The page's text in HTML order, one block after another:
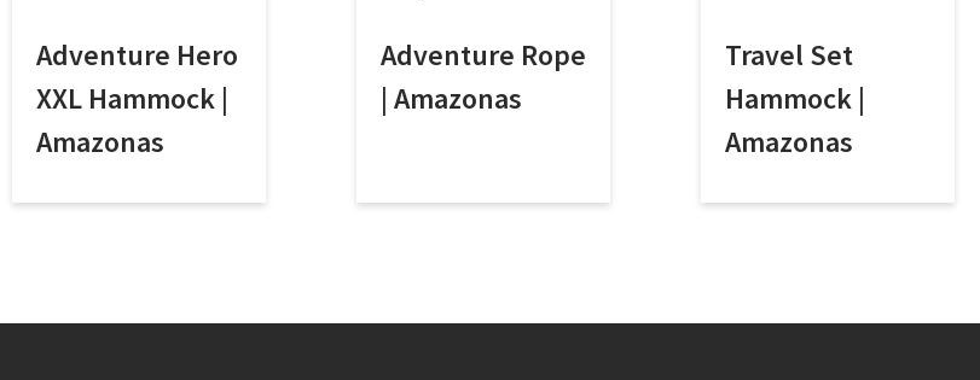
Adventure Hero
XXL Hammock |
Amazonas
Adventure Rope
| Amazonas
Travel Set
Hammock |
Amazonas